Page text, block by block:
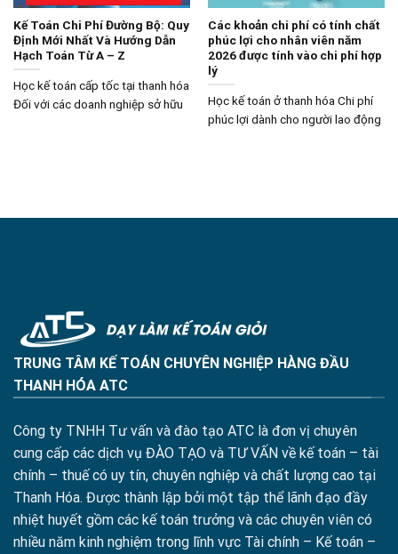
Kế Toán Chi Phí Đường Bộ: Quy
Định Mới Nhất Và Hướng Dẫn
Hạch Toán Từ A – Z
Học kế toán cấp tốc tại thanh hóa
Đối với các doanh nghiệp sở hữu
Các khoản chi phí có tính chất
phúc lợi cho nhân viên năm
2026 được tính vào chi phí hợp
lý
Học kế toán ở thanh hóa Chi phí
phúc lợi dành cho người lao động
TRUNG TÂM KẾ TOÁN CHUYÊN NGHIỆP HÀNG ĐẦU
THANH HÓA ATC
Công ty TNHH Tư vấn và đào tạo ATC là đơn vị chuyên
cung cấp các dịch vụ ĐÀO TẠO và TƯ VẤN về kế toán – tài
chính – thuế có uy tín, chuyên nghiệp và chất lượng cao tại
Thanh Hóa. Được thành lập bởi một tập thể lãnh đạo đầy
nhiệt huyết gồm các kế toán trưởng và các chuyên viên có
nhiều năm kinh nghiệm trong lĩnh vực Tài chính – Kế toán –